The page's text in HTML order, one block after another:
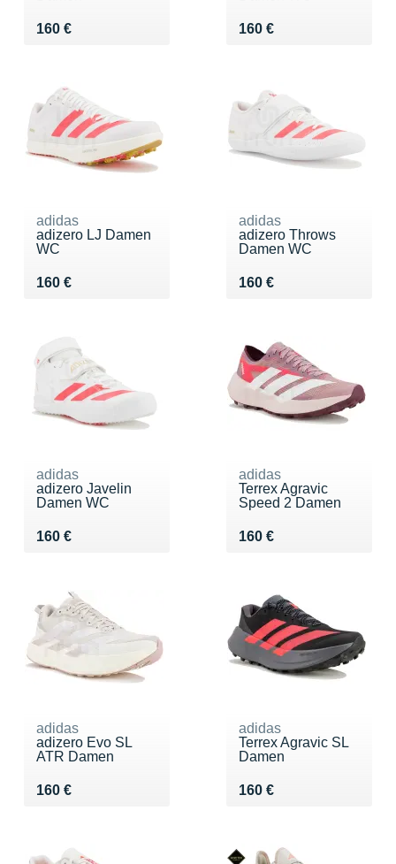
160 €
Vendu 160 € 160 €
Vendu 160 €
adidas
adizero LJ Damen
WC
160 €
Vendu 160 €
adidas
adizero Throws
Damen WC
160 €
Vendu 160 €
adidas
adizero Javelin
Damen WC
160 €
Vendu 160 €
adidas
Terrex Agravic
Speed 2 Damen
160 €
Vendu 160 €
adidas
adizero Evo SL
ATR Damen
160 €
Vendu 160 €
adidas
Terrex Agravic SL
Damen
160 €
Vendu 160 €